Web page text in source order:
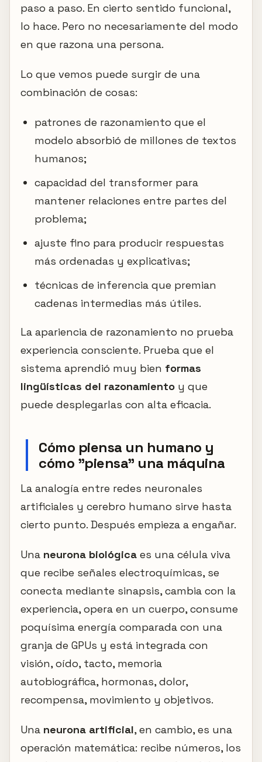
paso a paso. En cierto sentido funcional,
lo hace. Pero no necesariamente del modo
en que razona una persona.
Lo que vemos puede surgir de una
combinación de cosas:
patrones de razonamiento que el
modelo absorbió de millones de textos
humanos;
capacidad del transformer para
mantener relaciones entre partes del
problema;
ajuste fino para producir respuestas
más ordenadas y explicativas;
técnicas de inferencia que premian
cadenas intermedias más útiles.
La apariencia de razonamiento no prueba
experiencia consciente. Prueba que el
sistema aprendió muy bien formas
lingüísticas del razonamiento y que
puede desplegarlas con alta eficacia.
Cómo piensa un humano y
cómo "piensa" una máquina
La analogía entre redes neuronales
artificiales y cerebro humano sirve hasta
cierto punto. Después empieza a engañar.
Una neurona biológica es una célula viva
que recibe señales electroquímicas, se
conecta mediante sinapsis, cambia con la
experiencia, opera en un cuerpo, consume
poquísima energía comparada con una
granja de GPUs y está integrada con
visión, oído, tacto, memoria
autobiográfica, hormonas, dolor,
recompensa, movimiento y objetivos.
Una neurona artificial, en cambio, es una
operación matemática: recibe números, los